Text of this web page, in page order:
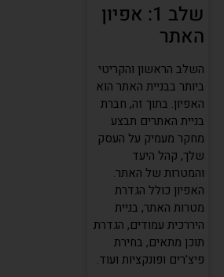
שלב 1: אפיון
האתר
השלב הראשון והקריטי
ביותר בבניית האתר הוא
האפיון. בתוך זה, חברת
בניית האתרים תבצע
מחקר מעמיק על העסק
שלך, קהל היעד
והמטרות של האתר.
האפיון כולל הגדרת
מטרות האתר, בניית
היררכית עמודים, הגדרת
תוכן מתאים, בחירת
פיצ'רים ופונקציות ועוד.